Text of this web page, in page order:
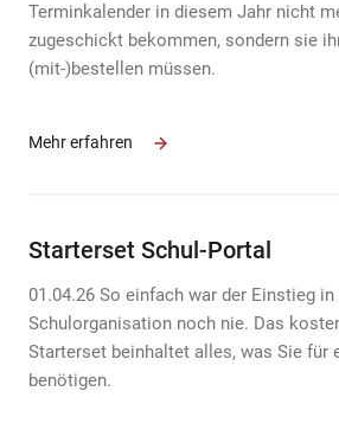
Terminkalender in diesem Jahr nicht
zugeschickt bekommen, sondern sie
(mit-)bestellen müssen.
Mehr erfahren
Starterset Schul-Portal
01.04.26 So einfach war der Einstieg
Schulorganisation noch nie. Das
Starterset beinhaltet alles, was Sie für
benötigen.